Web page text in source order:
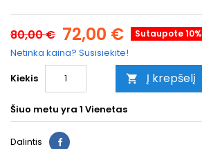
80,00 € 72,00 € Sutaupote 10%
Netinka kaina? Susisiekite!
Kiekis
 Į krepšelį
Šiuo metu yra 1 Vienetas
Dalintis